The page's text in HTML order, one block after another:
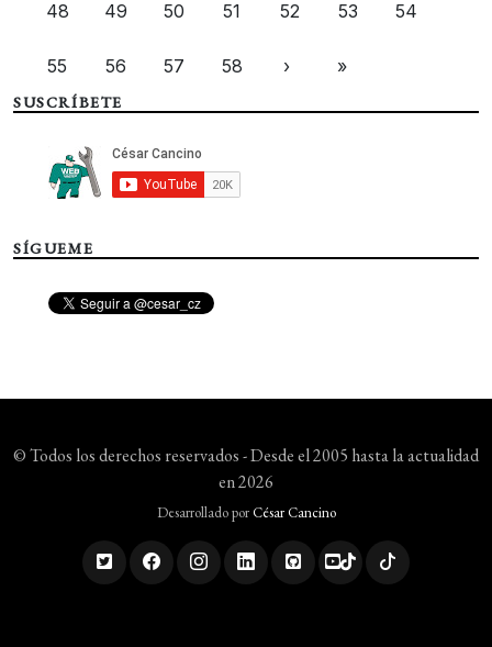
48 49 50 51 52 53 54
55 56 57 58 › »
SUSCRÍBETE
SÍGUEME
© Todos los derechos reservados - Desde el 2005 hasta la actualidad
en 2026
Desarrollado porCésar Cancino